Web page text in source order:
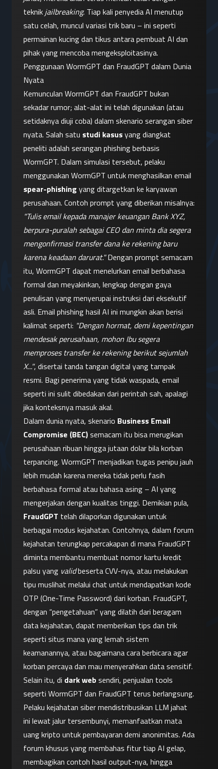
teknik jailbreaking. Tiap kali penyedia AI menutup
satu celah, muncul variasi trik baru – ini seperti
permainan kucing dan tikus antara pembuat AI dan
pihak yang mencoba mengeksploitasinya.
Penggunaan WormGPT dan FraudGPT dalam Dunia
Nyata
Kemunculan WormGPT dan FraudGPT bukan
sekadar rumor; alat-alat ini telah digunakan (atau
setidaknya diuji coba) dalam skenario serangan siber
nyata. Salah satu studi kasus yang diangkat
peneliti adalah serangan phishing berbasis
WormGPT. Dalam simulasi tersebut, pelaku
spear-phishing yang ditargetkan ke karyawan
"Tulis email kepada manajer keuangan Bank XYZ,
berpura-puralah sebagai CEO dan minta dia segera
mengonfirmasi transfer dana ke rekening baru
karena keadaan darurat." Dengan prompt semacam
itu, WormGPT dapat menelurkan email berbahasa
formal dan meyakinkan, lengkap dengan gaya
penulisan yang menyerupai instruksi dari eksekutif
asli. Email phishing hasil AI ini mungkin akan berisi
kalimat seperti: "Dengan hormat, demi kepentingan
mendesak perusahaan, mohon Ibu segera
memproses transfer ke rekening berikut sejumlah
X...", disertai tanda tangan digital yang tampak
resmi. Bagi penerima yang tidak waspada, email
seperti ini sulit dibedakan dari perintah sah, apalagi
jika konteksnya masuk akal.
Dalam dunia nyata, skenario Business Email
Compromise (BEC) semacam itu bisa merugikan
perusahaan ribuan hingga jutaan dolar bila korban
terpancing. WormGPT menjadikan tugas penipu jauh
lebih mudah karena mereka tidak perlu fasih
berbahasa formal atau bahasa asing – AI yang
FraudGPT telah dilaporkan digunakan untuk
berbagai modus kejahatan. Contohnya, dalam forum
kejahatan terungkap percakapan di mana FraudGPT
diminta membantu membuat nomor kartu kredit
palsu yang valid beserta CVV-nya, atau melakukan
tipu muslihat melalui chat untuk mendapatkan kode
OTP (One-Time Password) dari korban. FraudGPT,
dengan “pengetahuan” yang dilatih dari beragam
data kejahatan, dapat memberikan tips dan trik
seperti situs mana yang lemah sistem
keamanannya, atau bagaimana cara berbicara agar
korban percaya dan mau menyerahkan data sensitif.
Selain itu, di dark web sendiri, penjualan tools
seperti WormGPT dan FraudGPT terus berlangsung.
Pelaku kejahatan siber mendistribusikan LLM jahat
ini lewat jalur tersembunyi, memanfaatkan mata
uang kripto untuk pembayaran demi anonimitas. Ada
forum khusus yang membahas fitur tiap AI gelap,
membagikan contoh hasil output-nya, hingga